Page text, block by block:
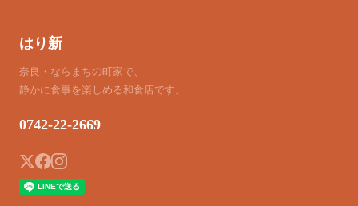
はり新
奈良・ならまちの町家で、
静かに食事を楽しめる和食店です。
0742-22-2669